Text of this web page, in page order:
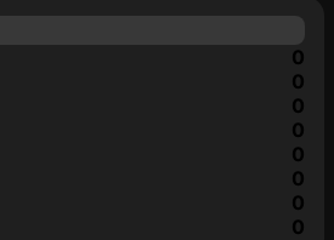
0
0
0
0
0
0
0
0